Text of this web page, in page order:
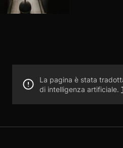
La pagina è stata
di intelligenza artificiale.